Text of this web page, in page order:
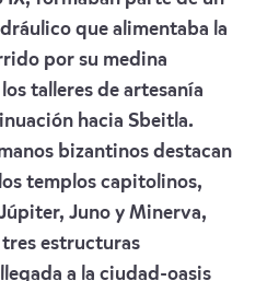
que alimentaba la
por su medina
talleres de artesanía
hacia Sbeitla.
bizantinos destacan
templos capitolinos,
Juno y Minerva,
estructuras
a la ciudad-oasis